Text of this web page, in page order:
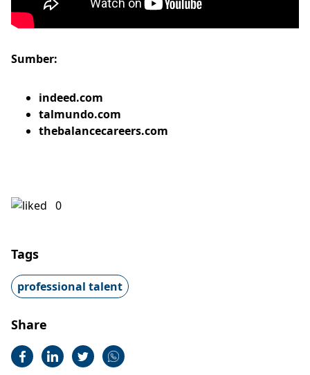
Sumber:
indeed.com
talmundo.com
thebalancecareers.com
0
Tags
professional talent
Share